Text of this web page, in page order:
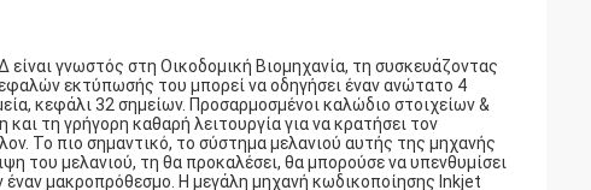
γνωστός στη Οικοδομική Βιομηχανία, τη συσκευάζοντας
εκτύπωσής του μπορεί να οδηγήσει έναν ανώτατο 4
κεφάλι 32 σημείων. Προσαρμοσμένοι καλώδιο στοιχείων &
τη γρήγορη καθαρή λειτουργία για να κρατήσει τον
Το πιο σημαντικό, το σύστημα μελανιού αυτής της μηχανής
του μελανιού, τη θα προκαλέσει, θα μπορούσε να υπενθυμίσει
έναν μακροπρόθεσμο. Η μεγάλη μηχανή κωδικοποίησης Inkjet